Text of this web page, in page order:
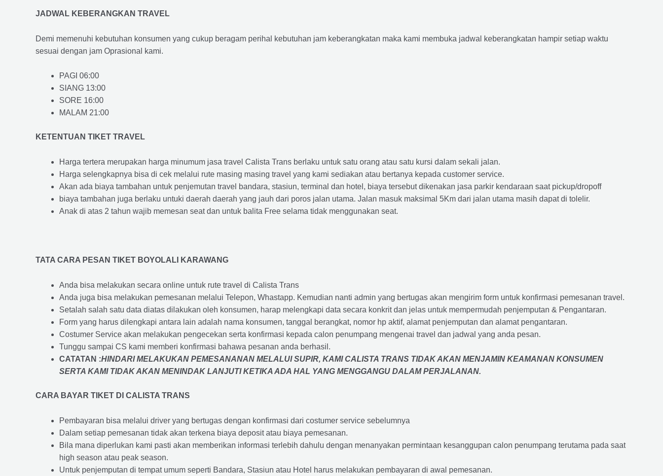
JADWAL KEBERANGKAN TRAVEL
Demi memenuhi kebutuhan konsumen yang cukup beragam perihal kebutuhan jam keberangkatan maka kami membuka jadwal keberangkatan hampir setiap waktu
sesuai dengan jam Oprasional kami.
PAGI 06:00
SIANG 13:00
SORE 16:00
MALAM 21:00
KETENTUAN TIKET TRAVEL
Harga tertera merupakan harga minumum jasa travel Calista Trans berlaku untuk satu orang atau satu kursi dalam sekali jalan.
Harga selengkapnya bisa di cek melalui rute masing masing travel yang kami sediakan atau bertanya kepada customer service.
Akan ada biaya tambahan untuk penjemutan travel bandara, stasiun, terminal dan hotel, biaya tersebut dikenakan jasa parkir kendaraan saat pickup/dropoff
biaya tambahan juga berlaku untuki daerah daerah yang jauh dari poros jalan utama. Jalan masuk maksimal 5Km dari jalan utama masih dapat di tolelir.
Anak di atas 2 tahun wajib memesan seat dan untuk balita Free selama tidak menggunakan seat.
TATA CARA PESAN TIKET BOYOLALI KARAWANG
Anda bisa melakukan secara online untuk rute travel di Calista Trans
Anda juga bisa melakukan pemesanan melalui Telepon, Whastapp. Kemudian nanti admin yang bertugas akan mengirim form untuk konfirmasi pemesanan travel.
Setalah salah satu data diatas dilakukan oleh konsumen, harap melengkapi data secara konkrit dan jelas untuk mempermudah penjemputan & Pengantaran.
Form yang harus dilengkapi antara lain adalah nama konsumen, tanggal berangkat, nomor hp aktif, alamat penjemputan dan alamat pengantaran.
Costumer Service akan melakukan pengecekan serta konfirmasi kepada calon penumpang mengenai travel dan jadwal yang anda pesan.
Tunggu sampai CS kami memberi konfirmasi bahawa pesanan anda berhasil.
CATATAN :HINDARI MELAKUKAN PEMESANANAN MELALUI SUPIR, KAMICALISTA TRANS TIDAK AKAN MENJAMIN KEAMANAN KONSUMEN
SERTA KAMI TIDAK AKAN MENINDAK LANJUTI KETIKA ADA HAL YANG MENGGANGU DALAM PERJALANAN.
CARA BAYAR TIKET DI CALISTA TRANS
Pembayaran bisa melalui driver yang bertugas dengan konfirmasi dari costumer service sebelumnya
Dalam setiap pemesanan tidak akan terkena biaya deposit atau biaya pemesanan.
Bila mana diperlukan kami pasti akan memberikan informasi terlebih dahulu dengan menanyakan permintaan kesanggupan calon penumpang terutama pada saat
high season atau peak season.
Untuk penjemputan di tempat umum seperti Bandara, Stasiun atau Hotel harus melakukan pembayaran di awal pemesanan.